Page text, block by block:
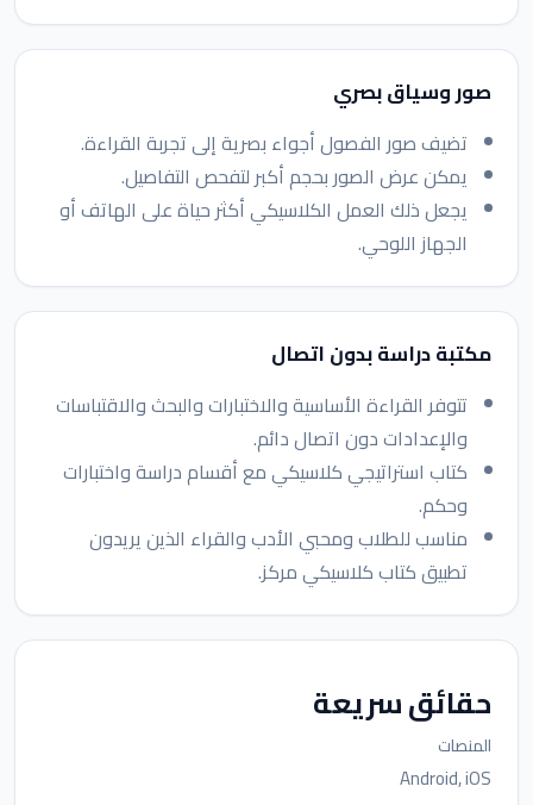
صور وسياق بصري
تضيف صور الفصول أجواء بصرية إلى تجربة القراءة.
يمكن عرض الصور بحجم أكبر لتفحص التفاصيل.
يجعل ذلك العمل الكلاسيكي أكثر حياة على الهاتف أو
الجهاز اللوحي.
مكتبة دراسة بدون اتصال
تتوفر القراءة الأساسية والاختبارات والبحث والاقتباسات
والإعدادات دون اتصال دائم.
كتاب استراتيجي كلاسيكي مع أقسام دراسة واختبارات
وحكم.
مناسب للطلاب ومحبي الأدب والقراء الذين يريدون
تطبيق كتاب كلاسيكي مركز.
حقائق سريعة
المنصات
Android, iOS